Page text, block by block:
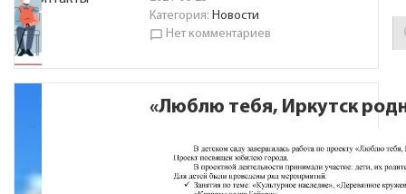
Категория: Новости
chat_bubble_outline Нет комментариев
«Люблю тебя, Иркутск